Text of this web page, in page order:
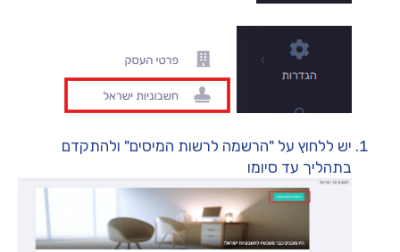
יש ללחוץ על "הרשמה לרשות המיסים" ולהתקדם
בתהליך עד סיומו